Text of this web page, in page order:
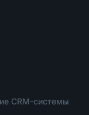
CRM-системы